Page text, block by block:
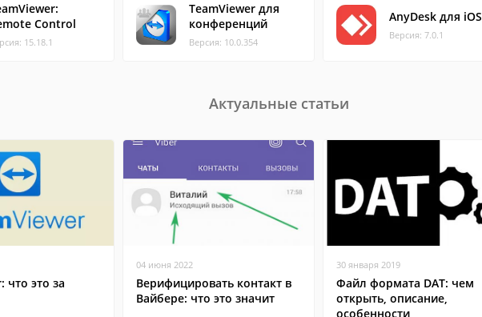
Control
15.18.1
TeamViewer для
конференций
Версия: 10.0.354
AnyDesk для iOS
Версия: 7.0.1
Актуальные статьи
что это за
04 июня 2022
Верифицировать контакт в
Вайбере: что это значит
30 января 2019
Файл формата DAT: чем
открыть, описание,
особенности